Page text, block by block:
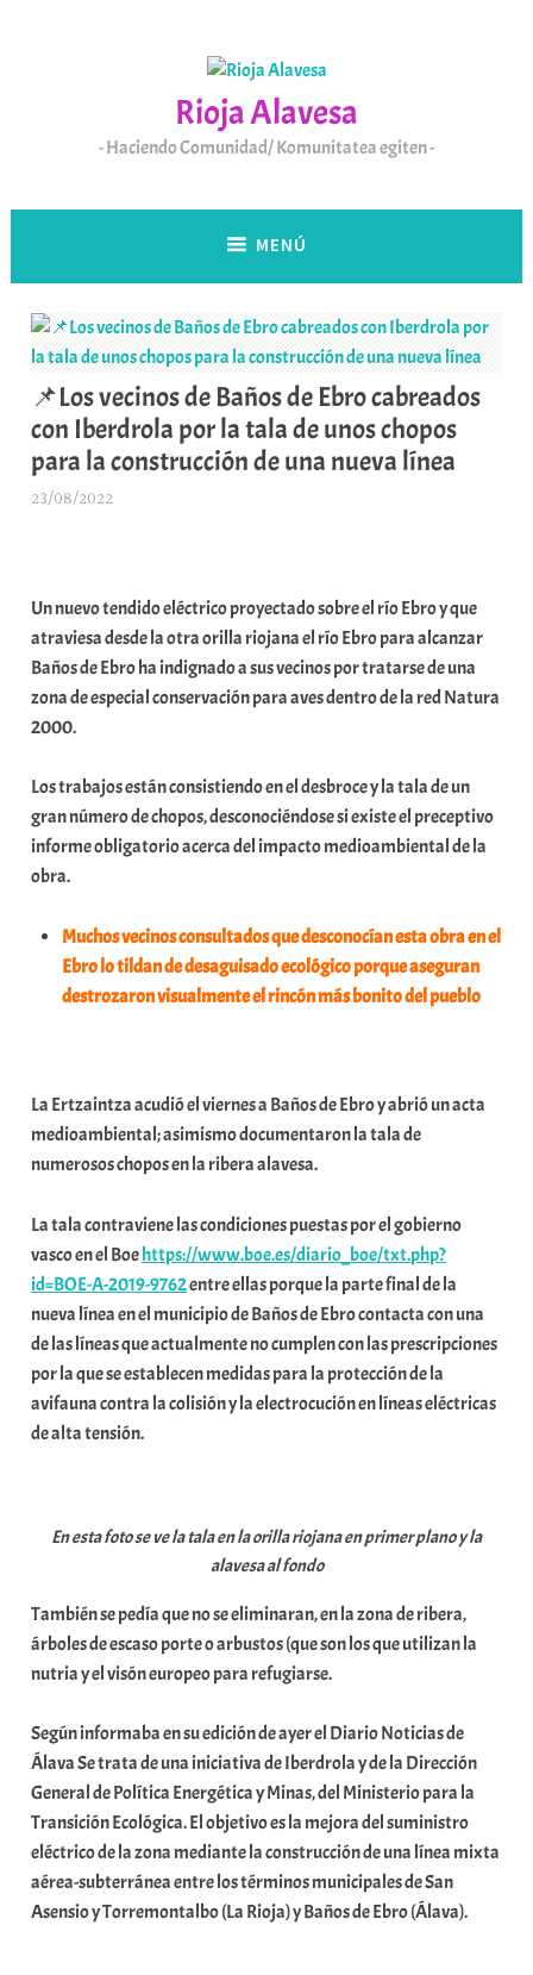
Rioja Alavesa
Haciendo Comunidad/ Komunitatea egiten
MENÚ
📌Los vecinos de Baños de Ebro cabreados
con Iberdrola por la tala de unos chopos
para la construcción de una nueva línea
23/08/2022
a
r
E
r
o
x
a
m
u
n
Un nuevo tendido eléctrico proyectado sobre el río Ebro y que
atraviesa desde la otra orilla riojana el río Ebro para alcanzar
Baños de Ebro ha indignado a sus vecinos por tratarse de una
zona de especial conservación para aves dentro de la red Natura
2000.
Los trabajos están consistiendo en el desbroce y la tala de un
gran número de chopos, desconociéndose si existe el preceptivo
informe obligatorio acerca del impacto medioambiental de la
obra.
Muchos vecinos consultados que desconocían esta obra en el
Ebro lo tildan de desaguisado ecológico porque aseguran
destrozaron visualmente el rincón más bonito del pueblo
La Ertzaintza acudió el viernes a Baños de Ebro y abrió un acta
medioambiental; asimismo documentaron la tala de
numerosos chopos en la ribera alavesa.
La tala contraviene las condiciones puestas por el gobierno
vasco en el Boehttps://www.boe.es/diario_boe/txt.php?
id=BOE-A-2019-9762entre ellas porque la parte final de la
nueva línea en el municipio de Baños de Ebro contacta con una
de las líneas que actualmente no cumplen con las prescripciones
por la que se establecen medidas para la protección de la
avifauna contra la colisión y la electrocución en líneas eléctricas
de alta tensión.
En esta foto se ve la tala en la orilla riojana en primer plano y la
alavesa al fondo
También se pedía que no se eliminaran, en la zona de ribera,
árboles de escaso porte o arbustos (que son los que utilizan la
nutria y el visón europeo para refugiarse.
Según informaba en su edición de ayer el Diario Noticias de
Álava Se trata de una iniciativa de Iberdrola y de la Dirección
General de Política Energética y Minas, del Ministerio para la
Transición Ecológica. El objetivo es la mejora del suministro
eléctrico de la zona mediante la construcción de una línea mixta
aérea-subterránea entre los términos municipales de San
Asensio y Torremontalbo (La Rioja) y Baños de Ebro (Álava).